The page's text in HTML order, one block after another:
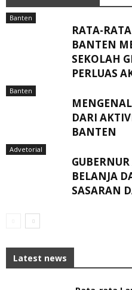
Banten
RATA-
BANTEN
SEKOLAH
PERLUAS
Banten
DARI
BANTEN
Advetorial
BELANJA
SASARAN
Latest news